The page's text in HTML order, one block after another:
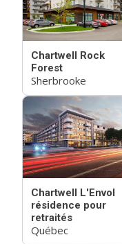
Chartwell Rock
Forest
Sherbrooke
Chartwell L'Envol
résidence pour
retraités
Québec